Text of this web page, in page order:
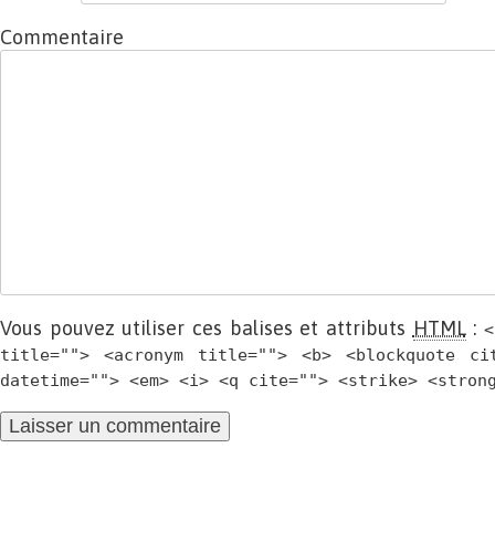
Commentaire
Vous pouvez utiliser ces balises et attributs HTML:
title=""> <acronym title=""> <b> <blockquote
datetime=""> <em> <i> <q cite=""> <strike>